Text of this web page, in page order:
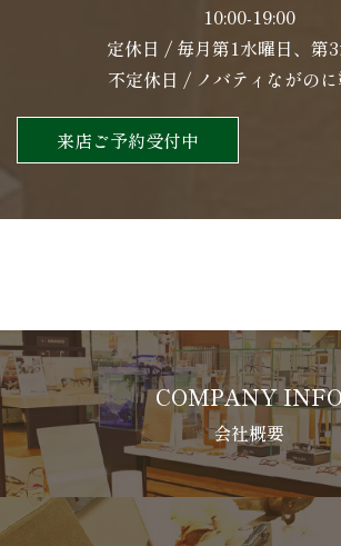
10:00-19:00
定休日 / 毎月第1水曜日、第
不定休日 / ノバティながのに
来店ご予約受付中
COMPANY INFO
会社概要